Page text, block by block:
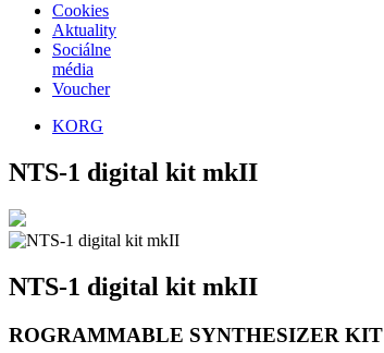
Cookies
Aktuality
Sociálne
média
Voucher
KORG
NTS-1 digital kit mkII
NTS-1 digital kit mkII
ROGRAMMABLE SYNTHESIZER KIT